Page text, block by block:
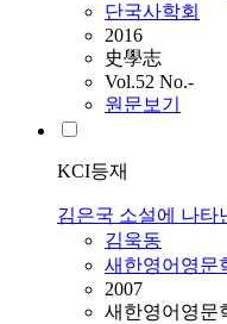
단국사학회
2016
史學志
Vol.52 No.-
원문보기
KCI등재
김은국 소설에 나타
김욱동
새한영어영문
2007
새한영어영문